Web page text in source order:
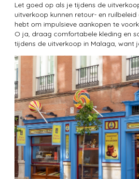
Let goed op als je tijdens de
uitverkoop kunnen retour- en
hebt om impulsieve aankopen te
O ja, draag comfortabele kleding en
tijdens de uitverkoop in Malaga, want